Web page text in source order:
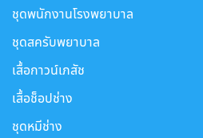
ชุดพนักงานโรงพยาบาล
ชุดสครับพยาบาล
เสื้อกาวน์เภสัช
เสื้อช็อปช่าง
ชุดหมีช่าง